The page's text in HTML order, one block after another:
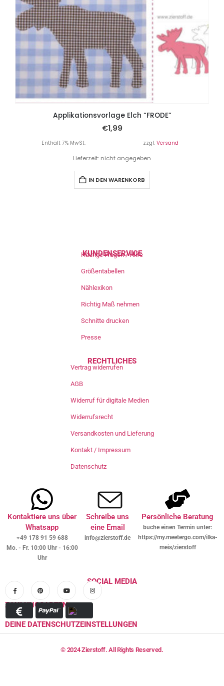
Applikationsvorlage Elch “FRODE”
€1,99
Enthält 7% MwSt. zzgl. Versand
Lieferzeit: nicht angegeben
IN DEN WARENKORB
KUNDENSERVICE
Häufige Fragen / Hilfe
Größentabellen
Nählexikon
Richtig Maß nehmen
Schnitte drucken
Presse
RECHTLICHES
Vertrag widerrufen
AGB
Widerruf für digitale Medien
Widerrufsrecht
Versandkosten und Lieferung
Kontakt / Impressum
Datenschutz
Kontaktiere uns über
Whatsapp
+49 178 91 59 688
Mo. - Fr. 10:00 Uhr - 16:00
Uhr
Schreibe uns
eine Email
info@zierstoff.de
Persönliche Beratung
buche einen Termin unter:
https://my.meetergo.com/ilka-
meis/zierstoff
SOCIAL MEDIA
ZAHLUNGSARTEN
DEINE DATENSCHUTZEINSTELLUNGEN
© 2024 Zierstoff. All Rights Reserved.